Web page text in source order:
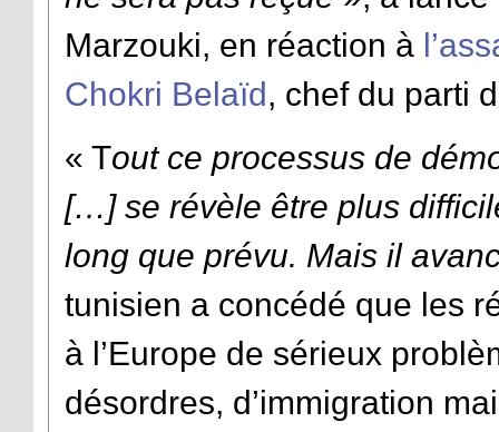
Marzouki, en réaction à
Chokri Belaïd, chef du parti
« Tout ce processus de
[…] se révèle être plus
long que prévu. Mais il
tunisien a concédé que les
à l’Europe de sérieux
désordres, d’immigration